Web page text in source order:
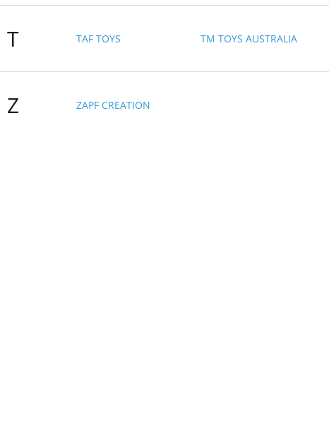
T TAF TOYS TM TOYS AUSTRALIA
Z ZAPF CREATION